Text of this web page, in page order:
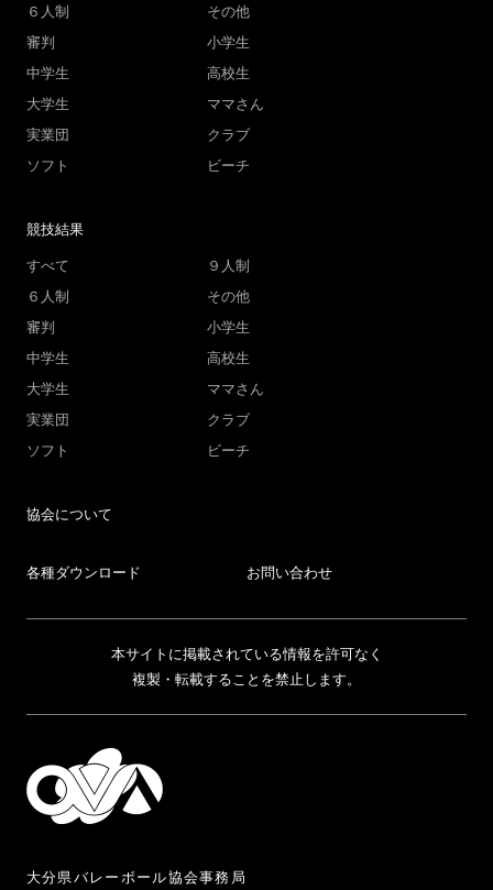
６人制
その他
審判
小学生
中学生
高校生
大学生
ママさん
実業団
クラブ
ソフト
ビーチ
競技結果
すべて
９人制
６人制
その他
審判
小学生
中学生
高校生
大学生
ママさん
実業団
クラブ
ソフト
ビーチ
協会について
各種ダウンロード お問い合わせ
本サイトに掲載されている情報を許可なく
複製・転載することを禁止します。
大分県バレーボール協会事務局